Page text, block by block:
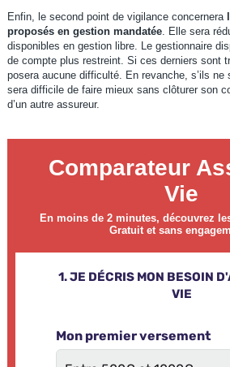
Enfin, le second point de vigilance concernera
proposés en gestion mandatée. Elle sera
disponibles en gestion libre. Le gestionnaire
de compte plus restreint. Si ces derniers sont
posera aucune difficulté. En revanche, s’ils ne
sera difficile de faire mieux sans clôturer son
d’un autre assureur.
Comparateur
Vie
En moins de 2 minutes, découvrez
Gratuit et sans